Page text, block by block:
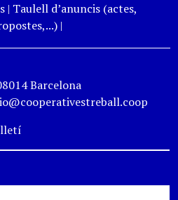
| Taulell d’anuncis (actes,
|
Barcelona